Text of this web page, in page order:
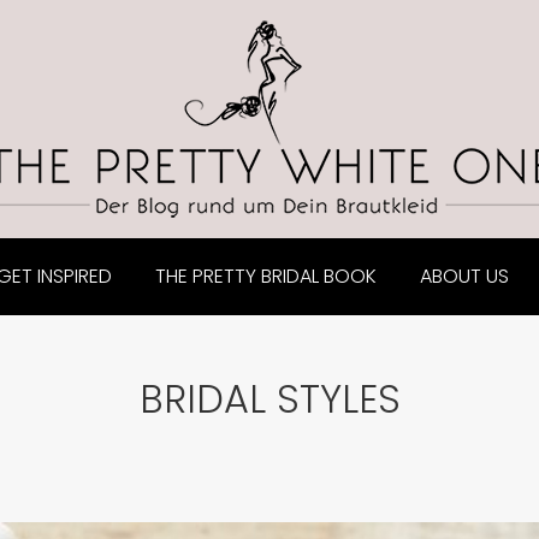
INSPIRED THE PRETTY BRIDAL BOOK ABOUT US
BRIDAL STYLES